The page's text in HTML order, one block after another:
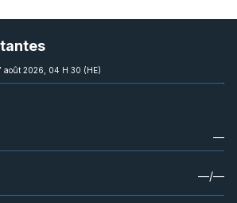
août 2026, 04 H 30 (HE)
—
—/—